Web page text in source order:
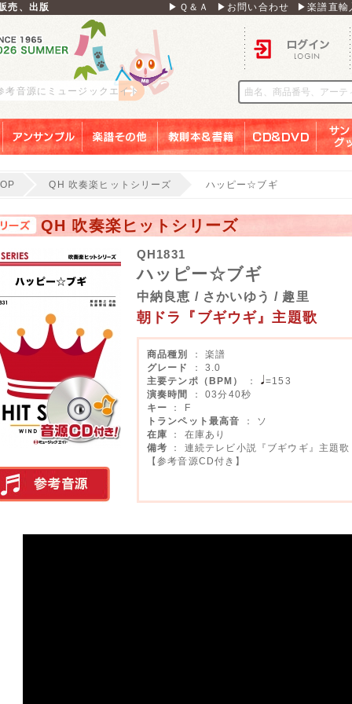
売、出版 ▶Ｑ＆Ａ ▶お問い合わせ ▶楽譜直輸
考音源にミュージックエイト
QH 吹奏楽ヒットシリーズ ハッピー☆ブギ
QH 吹奏楽ヒットシリーズ
QH1831
ハッピー☆ブギ
中納良恵 / さかいゆう / 趣里
朝ドラ『ブギウギ』主題歌
商品種別
： 楽譜
グレード
： 3.0
主要テンポ（BPM）
：
=153
演奏時間
： 03分40秒
キー
： F
トランペット最高音
： ソ
在庫
： 在庫あり
備考
： 連続テレビ小説『ブギウギ』主題歌
【参考音源CD付き】